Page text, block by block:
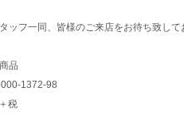
ッフ一同、皆様のご来店をお待ち致して
品
1372-98
税